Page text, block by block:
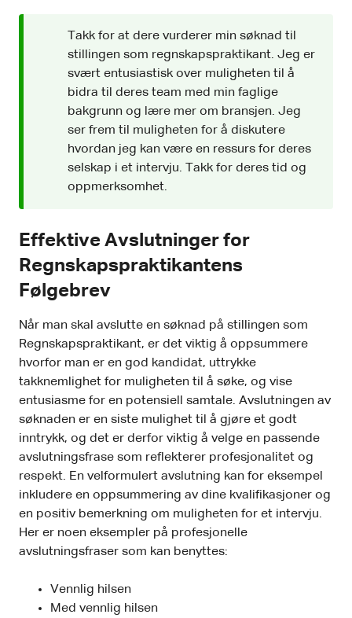
Takk for at dere vurderer min søknad til
stillingen som regnskapspraktikant. Jeg er
svært entusiastisk over muligheten til å
bidra til deres team med min faglige
bakgrunn og lære mer om bransjen. Jeg
ser frem til muligheten for å diskutere
hvordan jeg kan være en ressurs for deres
selskap i et intervju. Takk for deres tid og
oppmerksomhet.
Effektive Avslutninger for
Regnskapspraktikantens
Følgebrev
Når man skal avslutte en søknad på stillingen som
Regnskapspraktikant, er det viktig å oppsummere
hvorfor man er en god kandidat, uttrykke
takknemlighet for muligheten til å søke, og vise
entusiasme for en potensiell samtale. Avslutningen av
søknaden er en siste mulighet til å gjøre et godt
inntrykk, og det er derfor viktig å velge en passende
avslutningsfrase som reflekterer profesjonalitet og
respekt. En velformulert avslutning kan for eksempel
inkludere en oppsummering av dine kvalifikasjoner og
en positiv bemerkning om muligheten for et intervju.
Her er noen eksempler på profesjonelle
avslutningsfraser som kan benyttes:
Vennlig hilsen
Med vennlig hilsen